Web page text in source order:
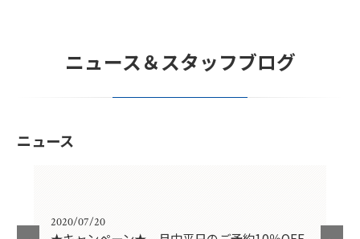
ニュース＆スタッフブログ
ニュース
2020/07/20